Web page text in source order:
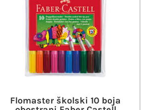
Flomaster školski 10 boja